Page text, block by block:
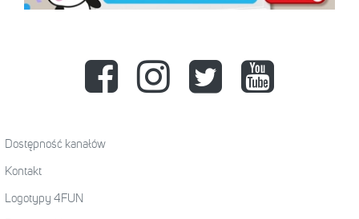
Dostępność kanałów
Kontakt
Logotypy 4FUN